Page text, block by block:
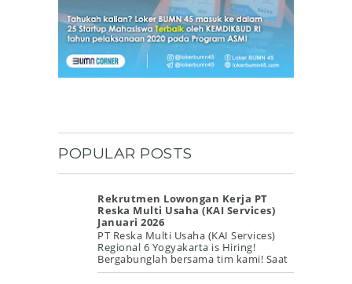
POPULAR POSTS
Rekrutmen Lowongan Kerja PT
Reska Multi Usaha (KAI Services)
Januari 2026
PT Reska Multi Usaha (KAI Services)
Regional 6 Yogyakarta is Hiring!
Bergabunglah bersama tim kami! Saat
ini kami membuka beberapa posisi P...